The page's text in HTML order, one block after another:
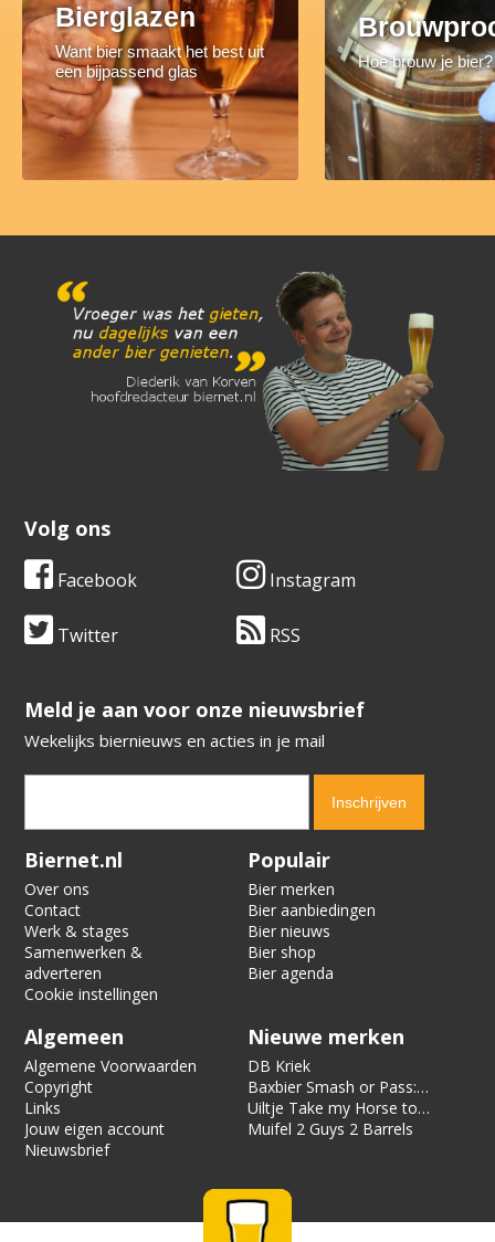
Bierglazen
Want bier smaakt het best uit
een bijpassend glas
Hoe brouw je bier?
Volg ons
Facebook Instagram
Twitter RSS
​​​​​​​Meld je aan voor onze nieuwsbrief
Wekelijks biernieuws en acties in je mail
Verification code:
Biernet.nl
Over ons
Contact
Werk & stages
Samenwerken &
adverteren
Cookie instellingen
Populair
Bier merken
Bier aanbiedingen
Bier nieuws
Bier shop
Bier agenda
Algemeen
Algemene Voorwaarden
Copyright
Links
Jouw eigen account
Nieuwsbrief
Nieuwe merken
DB Kriek
Baxbier Smash or Pass:
Strata
Uiltje Take my Horse to
the Hotel Room
Muifel 2 Guys 2 Barrels